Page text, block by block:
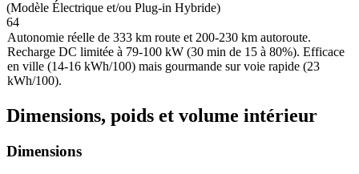
(Modèle Électrique et/ou Plug-in Hybride)
64
Autonomie réelle de 333 km route et 200-230 km autoroute.
Recharge DC limitée à 79-100 kW (30 min de 15 à 80%). Efficace
en ville (14-16 kWh/100) mais gourmande sur voie rapide (23
kWh/100).
Dimensions, poids et volume intérieur
Dimensions